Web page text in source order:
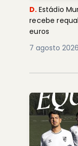
D. Estádio
recebe
euros
7 agosto 2026